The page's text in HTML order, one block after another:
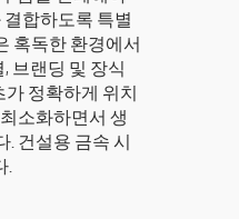
결합하도록 특별
혹독한 환경에서
브랜딩 및 장식
정확하게 위치
소화하면서 생
건설용 금속 시
.